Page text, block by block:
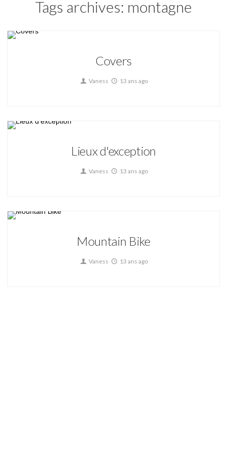
Tags archives: montagne
Covers
Vaness 13 ans ago
Lieux d'exception
Vaness 13 ans ago
Mountain Bike
Vaness 13 ans ago